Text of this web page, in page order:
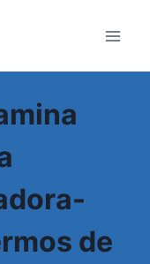
de